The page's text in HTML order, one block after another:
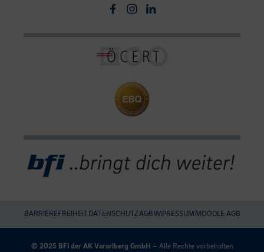
Facebook
Instagram
Linkedin
BARRIEREFREIHEIT DATENSCHUTZAGB IMPRESSUMMOODLE AGB
© 2025 BFI der AK Vorarlberg GmbH – Alle Rechte vorbehalten
mit